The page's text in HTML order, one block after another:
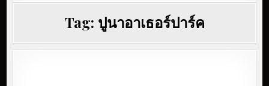
Tag: ปูนาอาเธอร์ปาร์ค